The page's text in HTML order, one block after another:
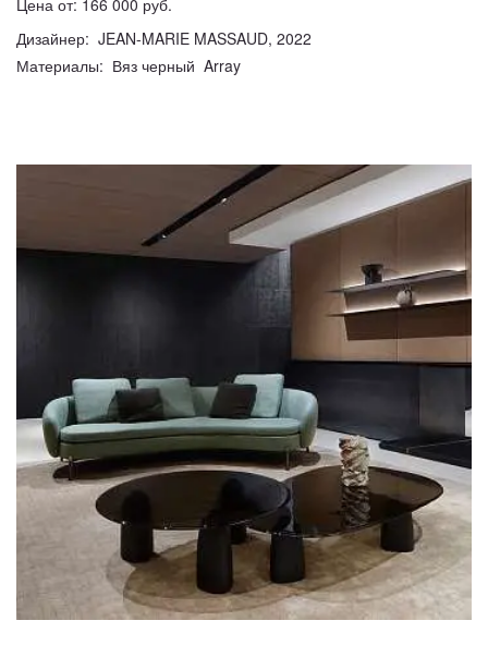
Дизайнер: JEAN-MARIE MASSAUD, 2022
Материалы: Вяз черный Array